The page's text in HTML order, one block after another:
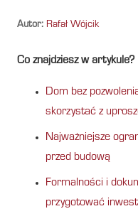
Autor: Rafał Wójcik
Co znajdziesz w artykule?
Dom bez
skorzystać z
Najważniejsze
przed budową
Formalności i
przygotować